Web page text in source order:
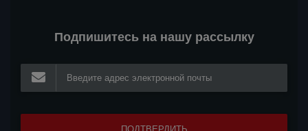
Подпишитесь на нашу рассылку